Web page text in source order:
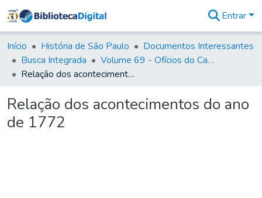
&
Coleções
Tudo na
Biblioteca
Estatísticas
Entrar
Início História de São Paulo
Documentos Interessantes
Busca Integrada
Volume 69 - Ofícios do Capitão D. Luiz Antonio de Souza Botelho Mourão aos Vice-Reis e Ministros (1771-1772)
Relação dos acontecimentos do ano de 1772
Relação dos acontecimentos do ano
de 1772